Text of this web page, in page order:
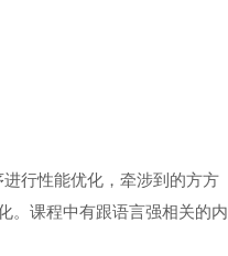
行性能优化，牵涉到的方方
。课程中有跟语言强相关的内